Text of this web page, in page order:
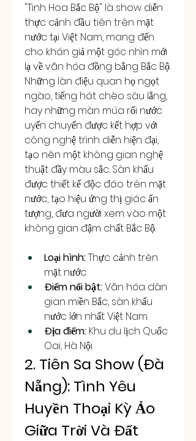
"Tinh Hoa Bắc Bộ" là show diễn
thực cảnh đầu tiên trên mặt
nước tại Việt Nam, mang đến
cho khán giả một góc nhìn mới
lạ về văn hóa đồng bằng Bắc Bộ.
Những làn điệu quan họ ngọt
ngào, tiếng hát chèo sâu lắng,
hay những màn múa rối nước
uyển chuyển được kết hợp với
công nghệ trình diễn hiện đại,
tạo nên một không gian nghệ
thuật đầy màu sắc. Sân khấu
được thiết kế độc đáo trên mặt
nước, tạo hiệu ứng thị giác ấn
tượng, đưa người xem vào một
không gian đậm chất Bắc Bộ.
Loại hình: Thực cảnh trên
mặt nước.
Điểm nổi bật: Văn hóa dân
gian miền Bắc, sân khấu
nước lớn nhất Việt Nam.
Địa điểm: Khu du lịch Quốc
Oai, Hà Nội.
2. Tiên Sa Show (Đà
Nẵng): Tình Yêu
Huyền Thoại Kỳ Ảo
Giữa Trời Và Đất